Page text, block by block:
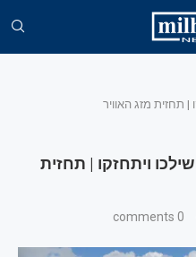
| תחזית מזג האוויר
ויתחזקו | תחזית
0 comments